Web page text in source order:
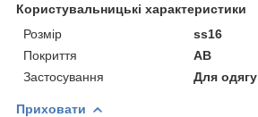
Користувальницькі характеристики
Розмір
ss16
Покриття
AB
Застосування
Для одягу
Приховати